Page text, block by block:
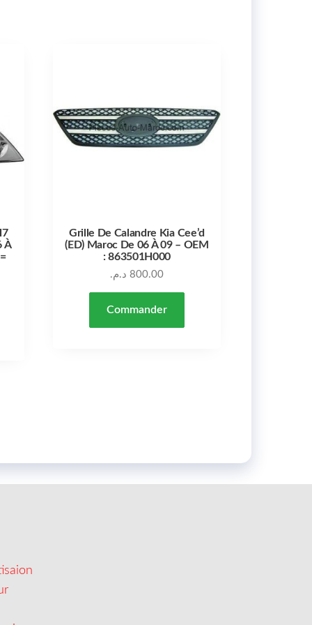
À
Grille De Calandre Kia Cee’d
(ED) Maroc De 06 À 09 – OEM
: 863501H000
800.00 د.م.
Commander